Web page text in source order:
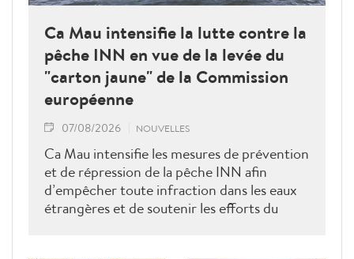
Ca Mau intensifie la lutte contre la
pêche INN en vue de la levée du
"carton jaune" de la Commission
européenne
07/08/2026 NOUVELLES
Ca Mau intensifie les mesures de prévention
et de répression de la pêche INN afin
d’empêcher toute infraction dans les eaux
étrangères et de soutenir les efforts du